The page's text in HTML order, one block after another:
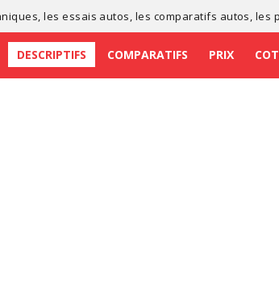
, lesessais autos , les comparatifs autos , les
DESCRIPTIFS COMPARATIFS PRIX